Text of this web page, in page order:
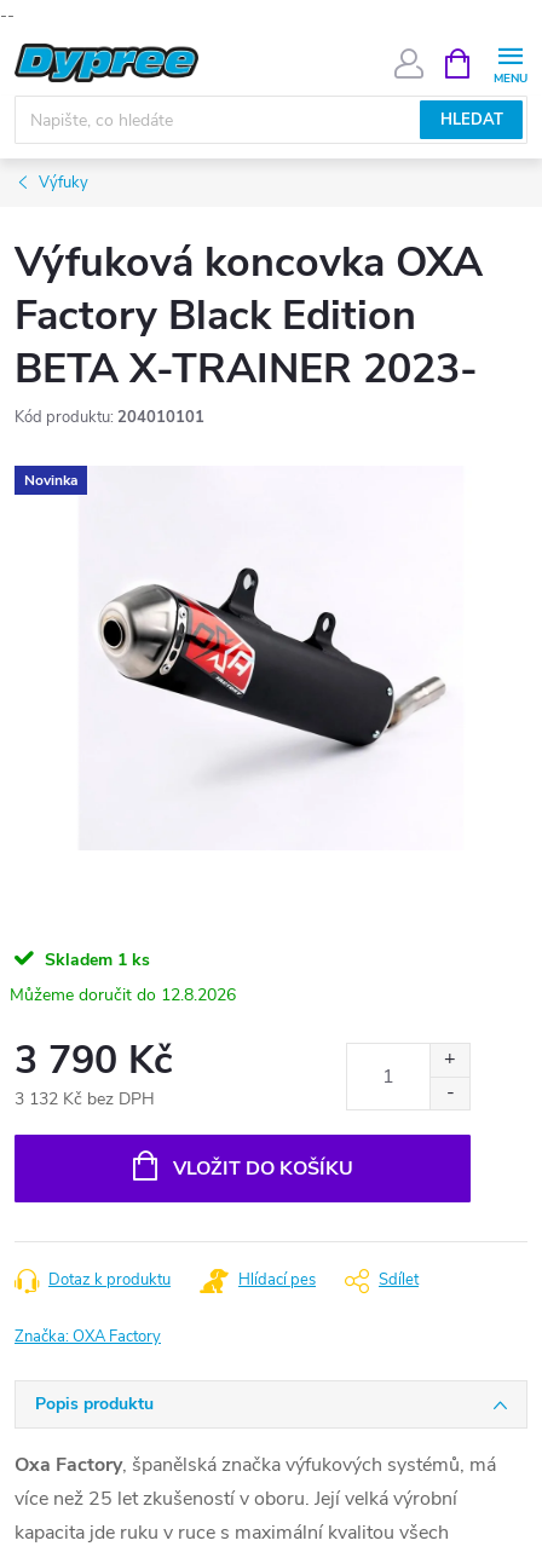
--
Přejít
na
obsah
HLEDAT
NÁKUPNÍ
KOŠÍK
Výfuky
Výfuková koncovka OXA
Factory Black Edition
BETA X-TRAINER 2023-
Kód produktu: 204010101
Novinka
Skladem 1 ks
12.8.2026
3 790 Kč
3 132 Kč bez DPH
VLOŽIT DO KOŠÍKU
Dotaz k produktu Hlídací pes Sdílet
Značka:OXA Factory
Popis produktu
Oxa Factory, španělská značka výfukových systémů, má
více než 25 let zkušeností v oboru. Její velká výrobní
kapacita jde ruku v ruce s maximální kvalitou všech